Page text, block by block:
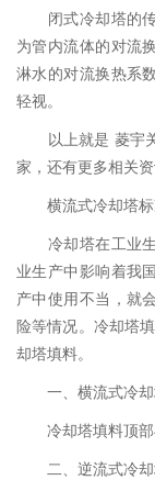
闭式冷却塔的传
为管内流体的对流
淋水的对流换热系
轻视。
以上就是 菱宇关
家，还有更多相关
横流式冷却塔标
冷却塔在工业生
业生产中影响着我
产中使用不当，就
险等情况。冷却塔
却塔填料。
一、横流式冷却
冷却塔填料顶部
二、逆流式冷却